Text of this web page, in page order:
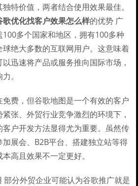
特价值，两者结合使用效果最佳。
歌优化找客户效果怎么样的优势 广
多个国家和地区，拥有100多种
绝大多数的互联网用户。这意味着
迅速将产品或服务推向国际市场，
。
费，但谷歌地图是一个有效的客户
张、外贸行业竞争激烈的环境下，
户开发方法显得尤为重要。虽然传
展会、B2B平台、搭建独立站等得
高且效果不一定更好。
部分外贸企业可能认为谷歌推广就是